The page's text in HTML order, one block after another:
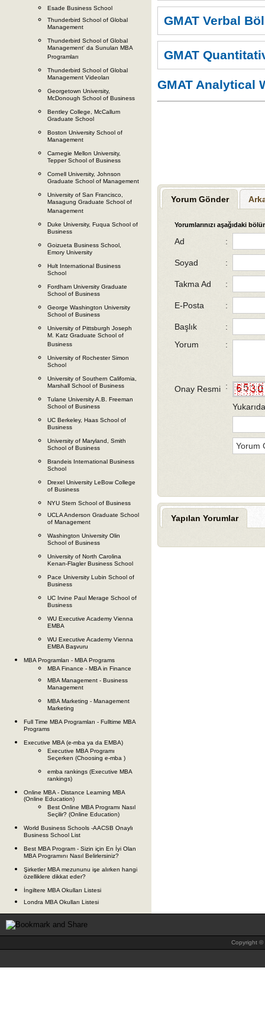
Esade Business School
Thunderbird School of Global
Management
Thunderbird School of Global
Management' da Sunulan MBA
Programları
Thunderbird School of Global
Management Videoları
Georgetown University,
McDonough School of Business
Bentley College, McCallum
Graduate School
Boston University School of
Management
Carnegie Mellon University,
Tepper School of Business
Cornell University, Johnson
Graduate School of Management
University of San Francisco,
Masagung Graduate School of
Management
Duke University, Fuqua School of
Business
Goizueta Business School,
Emory University
Hult International Business
School
Fordham University Graduate
School of Business
George Washington University
School of Business
University of Pittsburgh Joseph
M. Katz Graduate School of
Business
University of Rochester Simon
School
University of Southern California,
Marshall School of Business
Tulane University A.B. Freeman
School of Business
UC Berkeley, Haas School of
Business
University of Maryland, Smith
School of Business
Brandeis International Business
School
Drexel University LeBow College
of Business
NYU Stern School of Business
UCLA Anderson Graduate School
of Management
Washington University Olin
School of Business
University of North Carolina
Kenan-Flagler Business School
Pace University Lubin School of
Business
UC Irvine Paul Merage School of
Business
WU Executive Academy Vienna
EMBA
WU Executive Academy Vienna
EMBA Başvuru
MBA Programları - MBA Programs
MBA Finance - MBA in Finance
MBA Management - Business
Management
MBA Marketing - Management
Marketing
Full Time MBA Programları - Fulltime MBA
Programs
Executive MBA (e-mba ya da EMBA)
Executive MBA Programı
Seçerken (Choosing e-mba )
emba rankings (Executive MBA
rankings)
Online MBA - Distance Learning MBA
(Online Education)
Best Online MBA Programı Nasıl
Seçilir? (Online Education)
World Business Schools -AACSB Onaylı
Business School List
Best MBA Program - Sizin için En İyi Olan
MBA Programını Nasıl Belirlersiniz?
Şirketler MBA mezununu işe alırken hangi
özelliklere dikkat eder?
İngiltere MBA Okulları Listesi
Londra MBA Okulları Listesi
GMAT Verbal
GMAT
GMAT Analytical
Yorum Gönder
Yorumlarınızı aşağıdaki
Ad :
Soyad :
Takma Ad :
E-Posta :
Başlık
:
Yorum
:
Onay Resmi :
Yapılan Yorumlar
Copyright ©